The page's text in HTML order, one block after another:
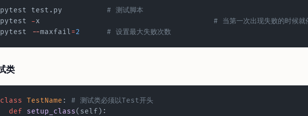
# 测试脚本
pytest -
# 当第一次出现失败的时候就
pytest
--maxfail=2
	# 设置最大失败次数
类
class TestName
# 测试类必须以Test开头
  def
setup_class(self):